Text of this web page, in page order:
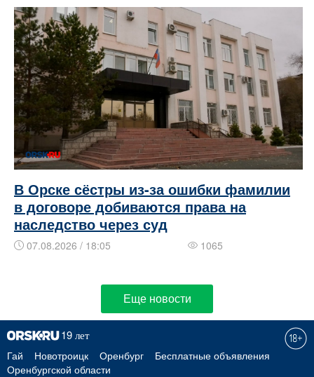
В Орске сёстры из-за ошибки фамилии
в договоре добиваются права на
наследство через суд
07.08.2026 / 18:05 1065
Еще новости
Гай Новотроицк Оренбург
Бесплатные объявления
Оренбургской области